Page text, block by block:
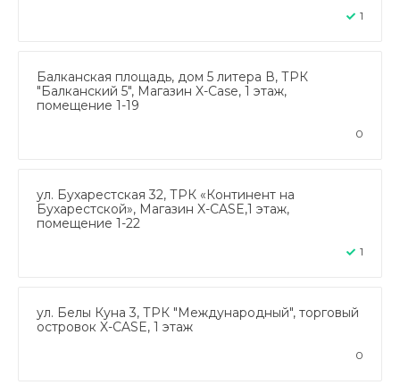
1
Балканская площадь, дом 5 литера В, ТРК
"Балканский 5", Магазин X-Case, 1 этаж,
помещение 1-19
0
ул. Бухарестская 32, ТРК «Континент на
Бухарестской», Магазин X-CASE,1 этаж,
помещение 1-22
1
ул. Белы Куна 3, ТРК "Международный", торговый
островок X-CASE, 1 этаж
0